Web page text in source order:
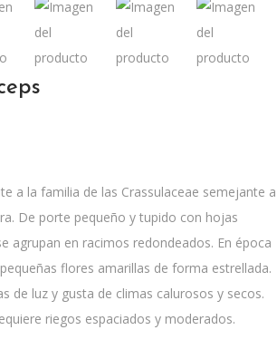
a la familia de las Crassulaceae semejante a
De porte pequeño y tupido con hojas
agrupan en racimos redondeados. En época
flores amarillas de forma estrellada.
de luz y gusta de climas calurosos y secos.
riegos espaciados y moderados.